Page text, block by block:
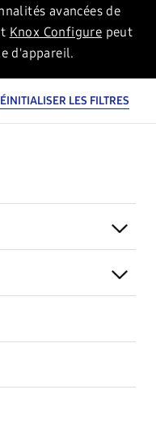
avancées de
Knox Configure peut
d'appareil.
LES FILTRES